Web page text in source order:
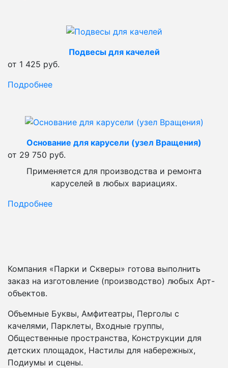
Подвесы для качелей
от 1 425 руб.
Подробнее
Основание для карусели (узел Вращения)
от 29 750 руб.
Применяется для производства и ремонта
каруселей в любых вариациях.
Подробнее
Компания «Парки и Скверы» готова выполнить
заказ на изготовление (производство) любых Арт-
объектов.
Объемные Буквы, Амфитеатры, Перголы с
качелями, Парклеты, Входные группы,
Общественные пространства, Конструкции для
детских площадок, Настилы для набережных,
Подиумы и сцены.